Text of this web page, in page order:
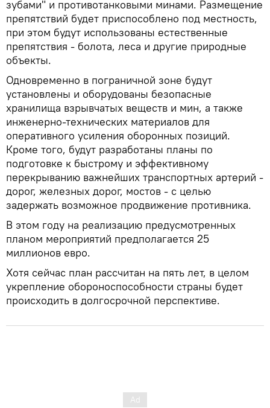
зубами" и противотанковыми минами. Размещение
препятствий будет приспособлено под местность,
при этом будут использованы естественные
препятствия - болота, леса и другие природные
объекты.
Одновременно в пограничной зоне будут
установлены и оборудованы безопасные
хранилища взрывчатых веществ и мин, а также
инженерно-технических материалов для
оперативного усиления оборонных позиций.
Кроме того, будут разработаны планы по
подготовке к быстрому и эффективному
перекрыванию важнейших транспортных артерий -
дорог, железных дорог, мостов - с целью
задержать возможное продвижение противника.
В этом году на реализацию предусмотренных
планом мероприятий предполагается 25
миллионов евро.
Хотя сейчас план рассчитан на пять лет, в целом
укрепление обороноспособности страны будет
происходить в долгосрочной перспективе.